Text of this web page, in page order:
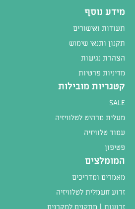
מידע נוסף
תעודות ואישורים
תקנון ותנאי שימוש
הצהרת נגישות
מדיניות פרטיות
קטגריות מובילות
SALE
מעלית מרהיט לטלוויזיה
עמוד טלוויזיה
פטיפון
המומלצים
מאמרים ומדריכים
זרוע חשמלית לטלוויזיה